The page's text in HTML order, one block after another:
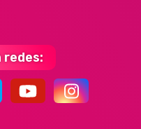
redes:
35k 352